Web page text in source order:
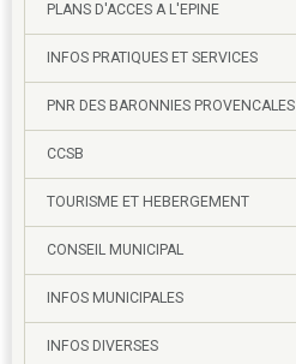
PLANS D'ACCES A L'EPINE
INFOS PRATIQUES ET SERVICES
PNR DES BARONNIES PROVENCALES
CCSB
TOURISME ET HEBERGEMENT
CONSEIL MUNICIPAL
INFOS MUNICIPALES
INFOS DIVERSES